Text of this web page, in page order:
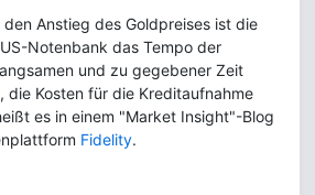
Anstieg des Goldpreises ist die
Notenbank das Tempo der
und zu gegebener Zeit
die Kosten für die Kreditaufnahme
es in einem "Market Insight"-Blog
Fidelity.